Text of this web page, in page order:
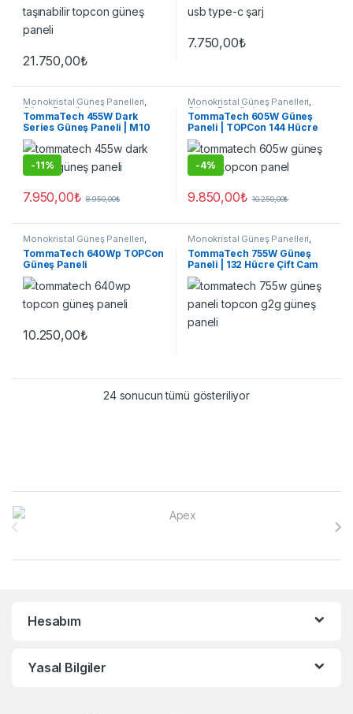
21.750,00₺
7.750,00₺
Monokristal Güneş Panelleri,
Güneş Panelleri
TommaTech 455W Dark
Series Güneş Paneli | M10
PERC 120 Hücre
-11%
7.950,00₺ 8.950,00₺
Monokristal Güneş Panelleri,
Güneş Panelleri
TommaTech 605W Güneş
Paneli | TOPCon 144 Hücre
M10 Yüksek Verim
-4%
9.850,00₺ 10.250,00₺
Monokristal Güneş Panelleri,
Güneş Panelleri
TommaTech 640Wp TOPCon
Güneş Paneli
10.250,00₺
Monokristal Güneş Panelleri,
Güneş Panelleri
TommaTech 755W Güneş
Paneli | 132 Hücre Çift Cam
TOPCon Yüksek Güç
24 sonucun tümü gösteriliyor
Brands Carousel
Hesabım
Yasal Bilgiler